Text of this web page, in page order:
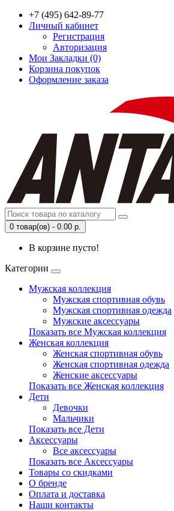
+7 (495) 642-89-77
Личный кабинет
Регистрация
Авторизация
Мои Закладки (0)
Корзина покупок
Оформление заказа
0 товар(ов) - 0.00 р.
В корзине пусто!
Категории
Мужская коллекция
Мужская спортивная обувь
Мужская спортивная одежда
Мужские аксессуары
Показать все Мужская коллекция
Женская коллекция
Женская спортивная обувь
Женская спортивная одежда
Женские аксессуары
Показать все Женская коллекция
Дети
Девочки
Мальчики
Показать все Дети
Аксессуары
Все аксессуары
Показать все Аксессуары
Товары со скидками
О бренде
Оплата и доставка
Наши контакты